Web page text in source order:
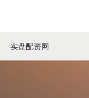
实盘配资网